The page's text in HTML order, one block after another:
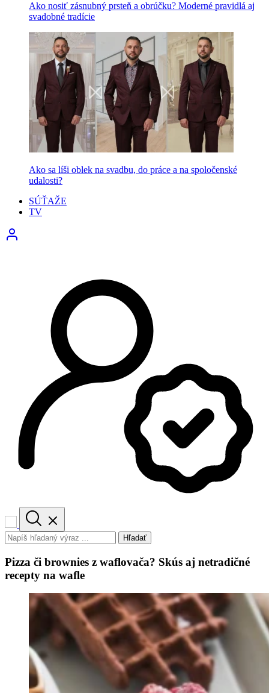
Ako nosiť zásnubný prsteň a obrúčku? Moderné pravidlá aj
svadobné tradície
Ako sa líši oblek na svadbu, do práce a na spoločenské
udalosti?
SÚŤAŽE
TV
Hľadať
Pizza či brownies z waflovača? Skús aj netradičné
recepty na wafle